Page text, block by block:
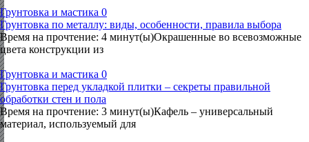
Грунтовка и мастика 0
Грунтовка по металлу: виды, особенности, правила выбора
Время на прочтение: 4 минут(ы)Окрашенные во всевозможные
цвета конструкции из
Грунтовка и мастика 0
Грунтовка перед укладкой плитки – секреты правильной
обработки стен и пола
Время на прочтение: 3 минут(ы)Кафель – универсальный
материал, используемый для